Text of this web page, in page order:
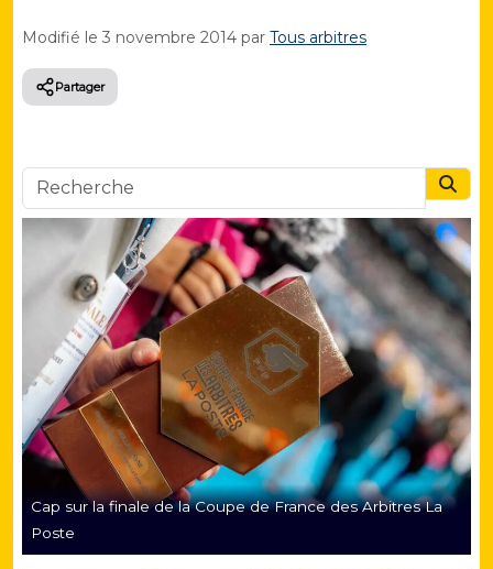
Modifié le 3 novembre 2014 par Tous arbitres
Partager
Cap sur la finale de la Coupe de France des Arbitres La
Poste